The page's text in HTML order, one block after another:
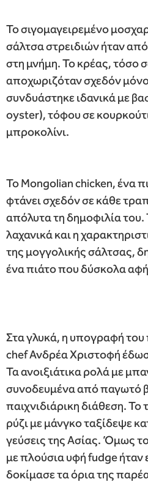
Το σιγομαγειρεμένο
σάλτσα στρειδιών ήταν
στη μνήμη. Το κρέας, τόσο
αποχωριζόταν σχεδόν
συνδυάστηκε ιδανικά με
oyster), τόφου σε
μπροκολίνι.
Το Mongolian chicken, ένα
φτάνει σχεδόν σε κάθε
απόλυτα τη δημοφιλία
λαχανικά και η
της μογγολικής σάλτσας,
ένα πιάτο που δύσκολα
Στα γλυκά, η υπογραφή
chef Ανδρέα Χριστοφή
Τα ανοιξιάτικα ρολά με
συνοδευμένα από παγωτό
παιχνιδιάρικη διάθεση. Το
ρύζι με μάνγκο ταξίδεψε
γεύσεις της Ασίας. Όμως
με πλούσια υφή fudge ήταν
δοκίμασε τα όρια της